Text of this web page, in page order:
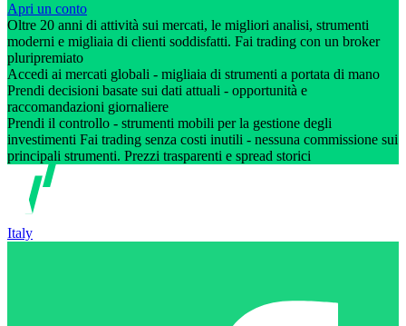
Apri un conto
Oltre 20 anni di attività sui mercati, le migliori analisi, strumenti
moderni e migliaia di clienti soddisfatti. Fai trading con un broker
pluripremiato
Accedi ai mercati globali - migliaia di strumenti a portata di mano
Prendi decisioni basate sui dati attuali - opportunità e
raccomandazioni giornaliere
Prendi il controllo - strumenti mobili per la gestione degli
investimenti Fai trading senza costi inutili - nessuna commissione sui
principali strumenti. Prezzi trasparenti e spread storici
Italy